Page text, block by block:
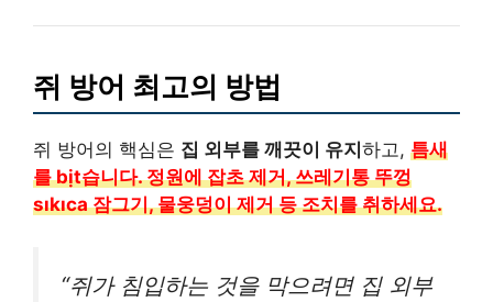
쥐 방어 최고의 방법
쥐 방어의 핵심은 집 외부를 깨끗이 유지 하고, 틈새
를 bịt습니다. 정원에 잡초 제거, 쓰레기통 뚜껑
sıkıca 잠그기, 물웅덩이 제거 등 조치를 취하세요.
“쥐가 침입하는 것을 막으려면 집 외부